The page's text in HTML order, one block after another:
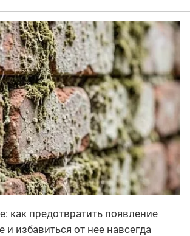
как предотвратить появление
и избавиться от нее навсегда